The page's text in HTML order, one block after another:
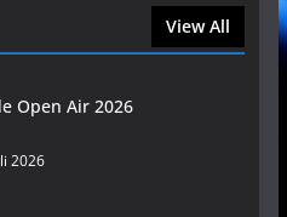
View All
Open Air 2026
2026